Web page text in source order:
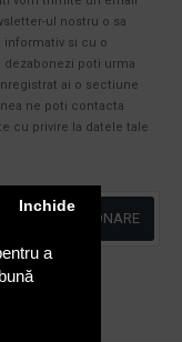
a
Inchide
ul nostru o sa
si cu o
dezabonezi poti urma
ai o sectiune
ne poti contacta
cu privire la datele tale
ABONARE